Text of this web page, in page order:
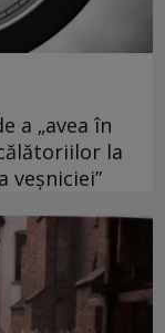
a „avea în
la
veșniciei”